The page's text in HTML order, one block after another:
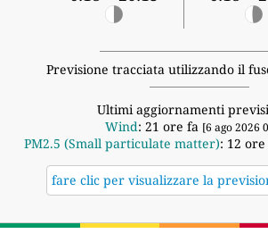
Previsione tracciata utilizzando il
Ultimi aggiornamenti
Wind: 21 ore fa [6 ago 2026
PM2.5 (Small particulate matter): 12 ore
fare clic per visualizzare la